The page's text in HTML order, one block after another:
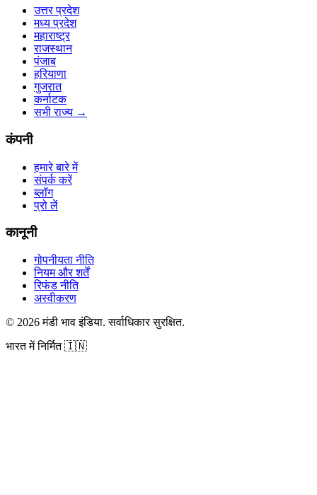
उत्तर प्रदेश
मध्य प्रदेश
महाराष्ट्र
राजस्थान
पंजाब
हरियाणा
गुजरात
कर्नाटक
सभी राज्य →
कंपनी
हमारे बारे में
संपर्क करें
ब्लॉग
प्रो लें
कानूनी
गोपनीयता नीति
नियम और शर्तें
रिफंड नीति
अस्वीकरण
© 2026 मंडी भाव इंडिया.सर्वाधिकार सुरक्षित.
भारत में निर्मित🇮🇳